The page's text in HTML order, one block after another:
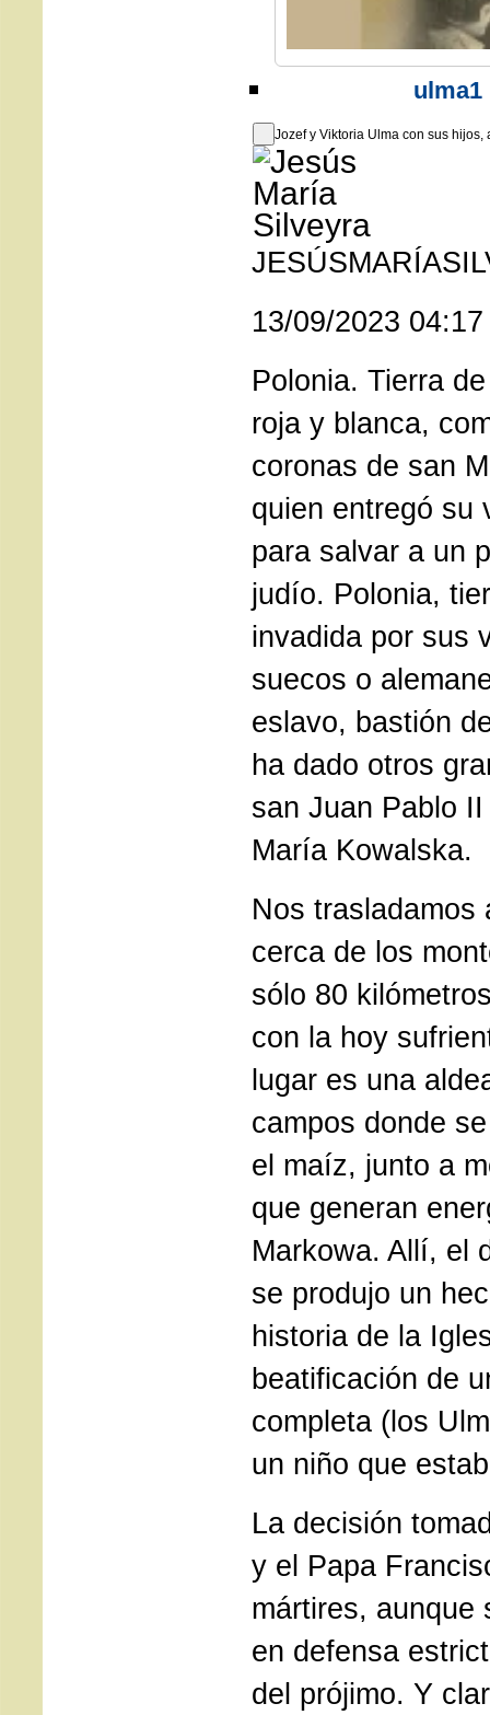
ulma1
Jozef y Viktoria Ulma con sus
13/09/2023 04:17
Polonia. Tierra
roja y blanca,
coronas de san
quien entregó su
para salvar a un
judío. Polonia,
invadida por sus
suecos o
eslavo, bastión
ha dado otros
san Juan Pablo
María Kowalska.
Nos trasladamos
cerca de los
sólo 80
con la hoy
lugar es una
campos donde
el maíz, junto a
que generan
Markowa. Allí, el
se produjo un
historia de la
beatificación de
completa (los
un niño que
La decisión
y el Papa
mártires, aunque
en defensa
del prójimo. Y